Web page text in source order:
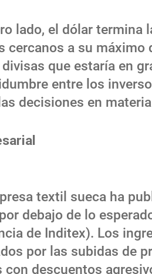
lado, el dólar termina
cercanos a su
que estaría en
entre los
decisiones en
textil sueca ha
debajo de lo
de Inditex). Los
por las subidas de
con descuentos